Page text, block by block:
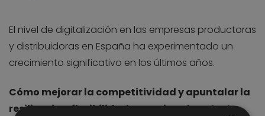
El nivel de digitalización en las empresas productoras
y distribuidoras en España ha experimentado un
crecimiento significativo en los últimos años.
Cómo mejorar la competitividad y apuntalar la
resiliencia y flexibilidad que exige el contexto